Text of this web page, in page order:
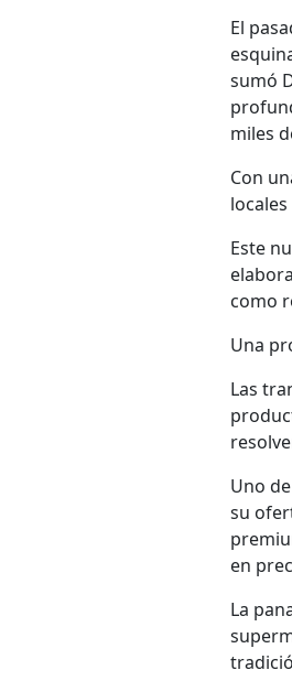
El
sumó
miles
Con
Este
como
Una
Las
Uno
su
en
La